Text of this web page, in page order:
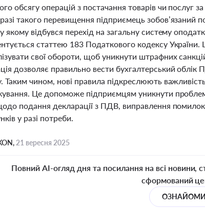
обсягу операцій з постачання товарів чи послуг
такого перевищення підприємець зобов’язаний
якому відбувся перехід на загальну систему
статтею 183 Податкового кодексу
свої обороти, щоб уникнути штрафних
дозволяє правильно вести бухгалтерський
Таким чином, нові правила підкреслюють
Це допоможе підприємцям уникнути
подання декларації з ПДВ, виправлення
у разі потреби.
21 вересня 2025
Повний AI-огляд дня та посилання на всі новини,
сформований